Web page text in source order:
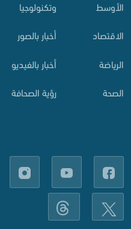
الأوسط
الاقتصاد
الرياضة
الصحة
وتكنولوجيا
أخبار بالصور
أخبار بالفيديو
رؤية الصحافة